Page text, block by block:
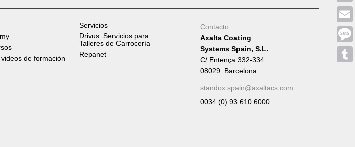
Email
de formación
Servicios
Drivus: Servicios para
Talleres de Carrocería
Repanet
Contacto
Axalta Coating
Systems Spain, S.L.
C/ Entença 332-334
08029. Barcelona
standox.spain@axaltacs.com
0034 (0) 93 610 6000